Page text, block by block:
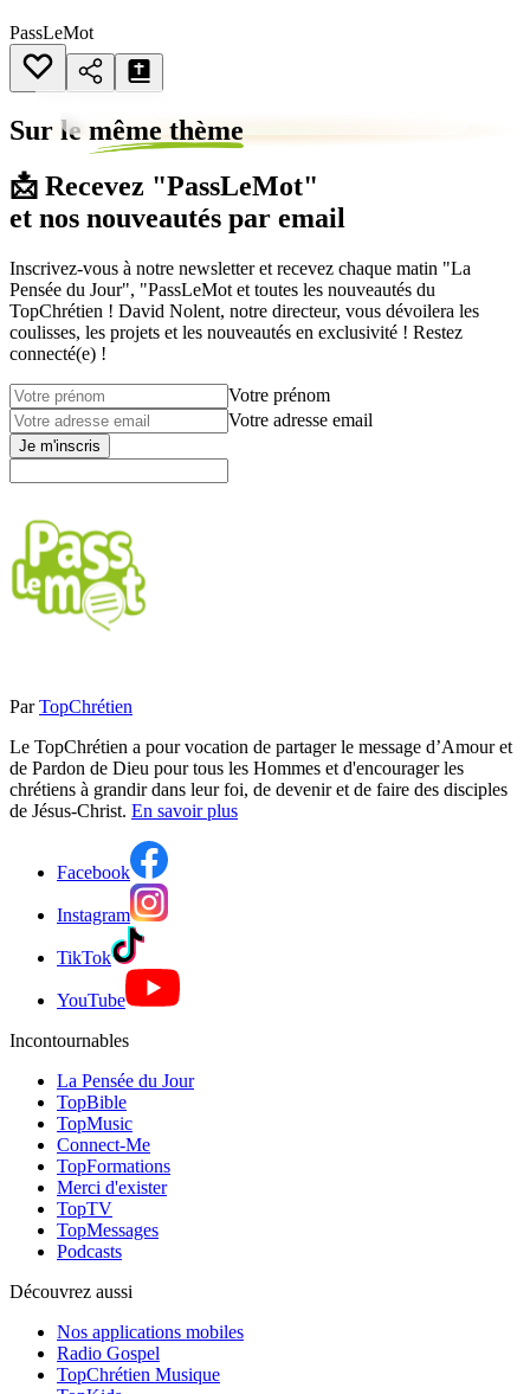
PassLeMot
Sur le même thème
📩 Recevez "PassLeMot"
et nos nouveautés par email
Inscrivez-vous à notre newsletter et recevez chaque matin "La
Pensée du Jour", "PassLeMot et toutes les nouveautés du
TopChrétien ! David Nolent, notre directeur, vous dévoilera les
coulisses, les projets et les nouveautés en exclusivité ! Restez
connecté(e) !
Votre prénom
Votre adresse email
Je m'inscris
Par TopChrétien
Le TopChrétien a pour vocation de partager le message d’Amour et
de Pardon de Dieu pour tous les Hommes et d'encourager les
chrétiens à grandir dans leur foi, de devenir et de faire des disciples
de Jésus-Christ. En savoir plus
Facebook
Instagram
TikTok
YouTube
Incontournables
La Pensée du Jour
TopBible
TopMusic
Connect-Me
TopFormations
Merci d'exister
TopTV
TopMessages
Podcasts
Découvrez aussi
Nos applications mobiles
Radio Gospel
TopChrétien Musique